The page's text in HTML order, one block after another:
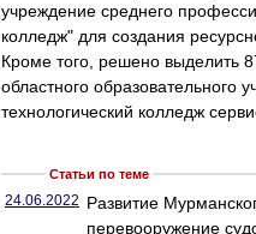
учреждение среднего
колледж" для создания
Кроме того, решено выделить
областного образовательного
технологический колледж
Статьи по теме
24.06.2022 Развитие
перевооружение